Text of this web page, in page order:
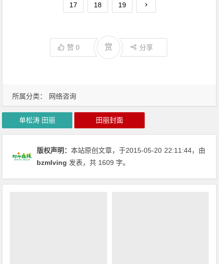
所属分类： 网络咨询
17 18 19
赞0 赏 分享
单松涛 田丽 田丽封面
版权声明：本站原创文章，于2015-05-20 22:11:44，由
bzmlving 发表，共 1609 字。